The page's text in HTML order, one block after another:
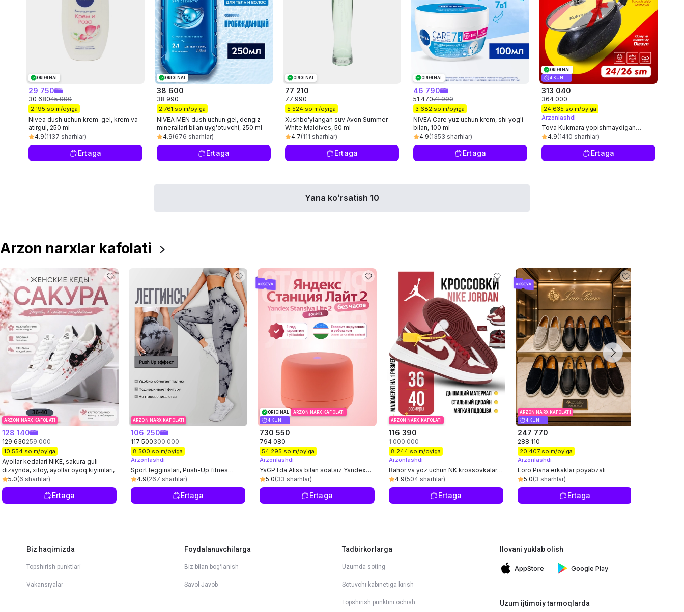
ORIGINAL
29 750
30 68045 990
2 195 so'm/oyiga
Nivea dush uchun krem-gel, krem va
atirgul, 250 ml
4.9(1137 sharhlar)
Ertaga
ORIGINAL
38 600
38 990
2 761 so'm/oyiga
NIVEA MEN dush uchun gel, dengiz
minerallari bilan uyg'otuvchi, 250 ml
4.9(676 sharhlar)
Ertaga
ORIGINAL
77 210
77 990
5 524 so'm/oyiga
Xushbo'ylangan suv Avon Summer
White Maldives, 50 ml
4.7(111 sharhlar)
Ertaga
ORIGINAL
46 790
51 47071 990
3 682 so'm/oyiga
NIVEA Care yuz uchun krem, shi yog'i
bilan, 100 ml
4.9(1353 sharhlar)
Ertaga
ORIGINAL
4 KUN
313 040
364 000
24 635 so'm/oyiga
Arzonlashdi
Tova Kukmara yopishmaydigan
qoplamali, qora marmar tutqich va
shisha qopqoq bilan
4.9(1410 sharhlar)
Ertaga
Yana koʻrsatish 10
Arzon narxlar kafolati
ARZON NARX KAFOLATI
128 140
129 630259 000
10 554 so'm/oyiga
Ayollar kedalari NIKE, sakura guli
dizaynda, xitoy, ayollar oyoq kiyimlari,
o'lcham 36-40
5.0(6 sharhlar)
Ertaga
ARZON NARX KAFOLATI
106 250
117 500300 000
8 500 so'm/oyiga
Arzonlashdi
Sport legginslari, Push-Up fitnes
losinlari, baland qo‘nish, sport
4.9(267 sharhlar)
Ertaga
ORIGINAL
ARZON NARX KAFOLATI
4 KUN
730 550
794 080
54 295 so'm/oyiga
Arzonlashdi
YaGPTda Alisa bilan soatsiz Yandex
Station Light 2 aqlli karnaychasi
5.0(33 sharhlar)
Ertaga
ARZON NARX KAFOLATI
116 390
1 000 000
8 244 so'm/oyiga
Arzonlashdi
Bahor va yoz uchun NK krossovkalar,
o'lcham 36-41
4.9(504 sharhlar)
Ertaga
ARZON NARX KAFOLATI
4 KUN
247 770
288 110
20 407 so'm/oyiga
Arzonlashdi
Loro Piana erkaklar poyabzali
5.0(3 sharhlar)
Ertaga
Biz haqimizda
Topshirish punktlari
Vakansiyalar
Foydalanuvchilarga
Biz bilan bogʻlanish
Savol-Javob
Tadbirkorlarga
Uzumda soting
Sotuvchi kabinetiga kirish
Topshirish punktini ochish
Ilovani yuklab olish
AppStore Google Play
Uzum ijtimoiy tarmoqlarda